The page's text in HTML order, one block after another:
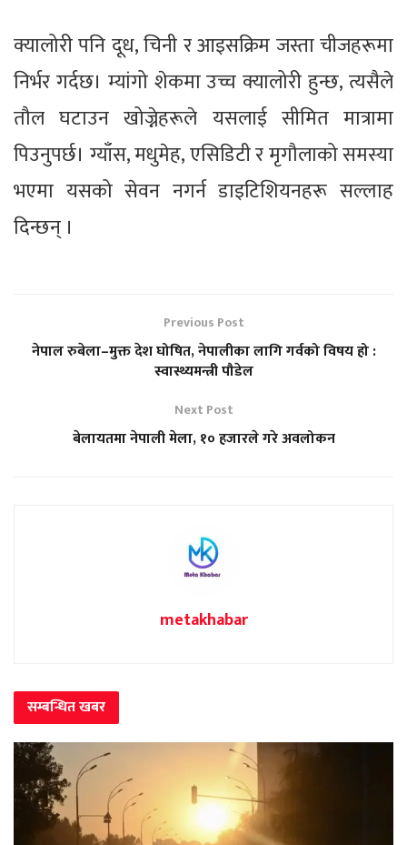
क्यालोरी पनि दूध, चिनी र आइसक्रिम जस्ता चीजहरूमा
निर्भर गर्दछ। म्यांगो शेकमा उच्च क्यालोरी हुन्छ, त्यसैले
तौल घटाउन खोज्नेहरूले यसलाई सीमित मात्रामा
पिउनुपर्छ। ग्याँस, मधुमेह, एसिडिटी र मृगौलाको समस्या
भएमा यसको सेवन नगर्न डाइटिशियनहरू सल्लाह
दिन्छन् ।
Previous Post
नेपाल रुबेला–मुक्त देश घोषित, नेपालीका लागि गर्वको विषय हो :
स्वास्थ्यमन्त्री पौडेल
Next Post
बेलायतमा नेपाली मेला, १० हजारले गरे अवलोकन
metakhabar
सम्बन्धितखबर